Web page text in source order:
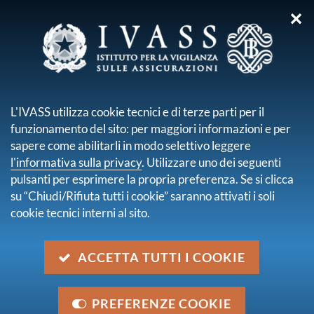
sei qui:
Pubbliche consultazioni
Consultazione n. 6/2023 - Regolamento per la trasmissione
digitalizzata delle informazioni anagrafiche
Consultazione n. 6/2023 -
Regolamento per la
trasmissione digitalizzata delle
informazioni anagrafiche
Descrizione
✕
L'IVASS utilizza cookie tecnici e di terze parti per il
funzionamento del sito: per maggiori informazioni e per
sapere come abilitarli in modo selettivo leggere
l'informativa sulla privacy. Utilizzare uno dei seguenti
pulsanti per esprimere la propria preferenza. Se si clicca
su “Chiudi/Rifiuta tutti i cookie” saranno attivati i soli
cookie tecnici interni al sito.
ACCETTA TUTTI I COOKIE
PREFERENZE COOKIE